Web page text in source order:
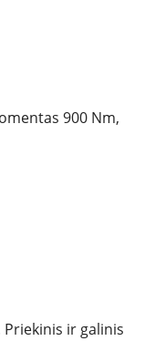
900 Nm,
Priekinis ir galinis